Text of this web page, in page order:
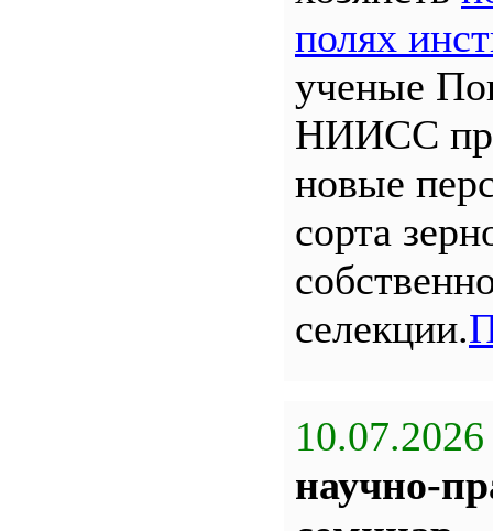
полях
ученые
НИИСС
новые
сорта
селекции.
10.07.2026
научно-